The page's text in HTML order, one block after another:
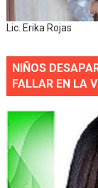
Lic. Erika Rojas
NIÑOS
FALLAR EN LA